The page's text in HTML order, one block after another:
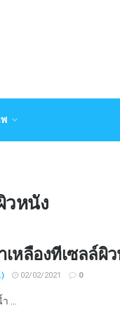
วหนัง
เหลืองทีเซลล์ผิ
02/02/2021 0
...